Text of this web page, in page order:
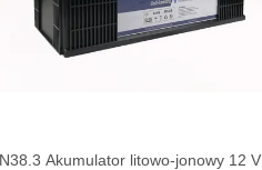
Akumulator litowo-jonowy 12 V